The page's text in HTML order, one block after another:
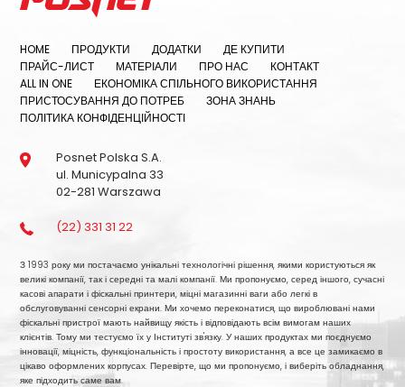
HOME ПРОДУКТИ ДОДАТКИ
ДЕ КУПИТИ
ПРАЙС-ЛИСТ
МАТЕРІАЛИ ПРО НАС
КОНТАКТ
ALL IN ONE
ЕКОНОМІКА СПІЛЬНОГО ВИКОРИСТАННЯ
ПРИСТОСУВАННЯ ДО ПОТРЕБ
ЗОНА ЗНАНЬ
ПОЛІТИКА КОНФІДЕНЦІЙНОСТІ
Posnet Polska S.A.
ul. Municypalna 33
02-281 Warszawa
(22) 331 31 22
З 1993 року ми постачаємо унікальні технологічні рішення, якими користуються як
великі компанії, так і середні та малі компанії. Ми пропонуємо, серед іншого, сучасні
касові апарати і фіскальні принтери, міцні магазинні ваги або легкі в
обслуговуванні сенсорні екрани. Ми хочемо переконатися, що вироблювані нами
фіскальні пристрої мають найвищу якість і відповідають всім вимогам наших
клієнтів. Тому ми тестуємо їх у Інституті зв'язку. У наших продуктах ми поєднуємо
інновації, міцність, функціональність і простоту використання, а все це замикаємо в
цікаво оформлених корпусах. Перевірте, що ми пропонуємо, і виберіть обладнання,
яке підходить саме вам.